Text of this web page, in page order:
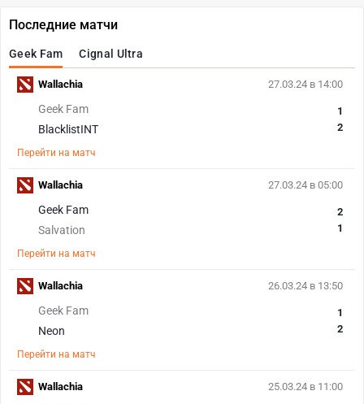
Последние матчи
Geek Fam Cignal Ultra
27.03.24 в 14:00
Geek Fam
BlacklistINT
1
2
Перейти на матч
Wallachia
27.03.24 в 05:00
Geek Fam
Salvation
2
1
Перейти на матч
Wallachia
26.03.24 в 13:50
Geek Fam
Neon
1
2
Перейти на матч
Wallachia
25.03.24 в 11:00
Wallachia